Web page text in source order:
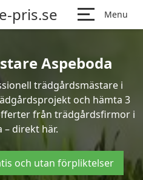
pris.se Menu
Aspeboda
trädgårdsmästare i
och hämta 3
från trädgårdsfirmor i
– direkt här.
och utan förpliktelser